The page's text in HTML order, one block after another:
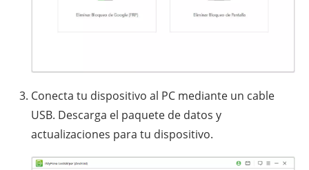
Conecta tu dispositivo al PC mediante un cable
USB. Descarga el paquete de datos y
actualizaciones para tu dispositivo.